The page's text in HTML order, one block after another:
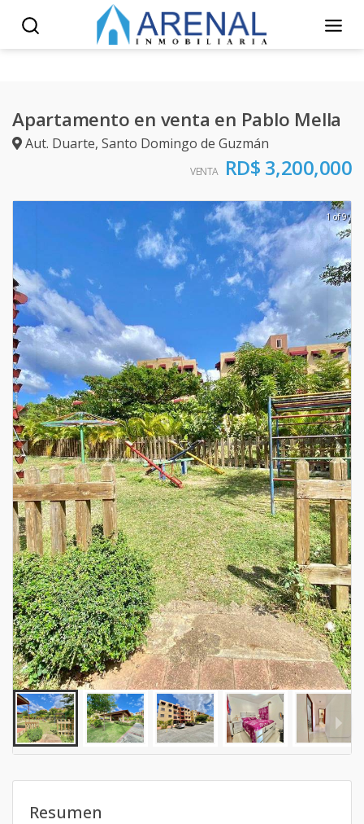
Apartamento en venta en Pablo Mella
Aut. Duarte, Santo Domingo de Guzmán
VENTA RD$ 3,200,000
1 of 9
Resumen